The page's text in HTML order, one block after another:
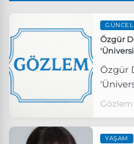
GÜNCEL
Özgür
Özgür
YAŞAM